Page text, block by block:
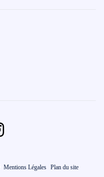
Mentions Légales Plan du site